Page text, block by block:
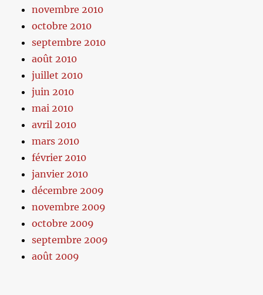
novembre 2010
octobre 2010
septembre 2010
août 2010
juillet 2010
juin 2010
mai 2010
avril 2010
mars 2010
février 2010
janvier 2010
décembre 2009
novembre 2009
octobre 2009
septembre 2009
août 2009